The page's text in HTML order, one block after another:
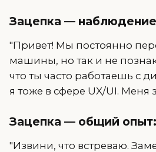
Зацепка —
"Привет! Мы постоянно
машины, но так и не
что ты часто работаешь с
я тоже в сфере UX/UI. Меня
Зацепка — общий опыт:
"Извини, что встреваю.